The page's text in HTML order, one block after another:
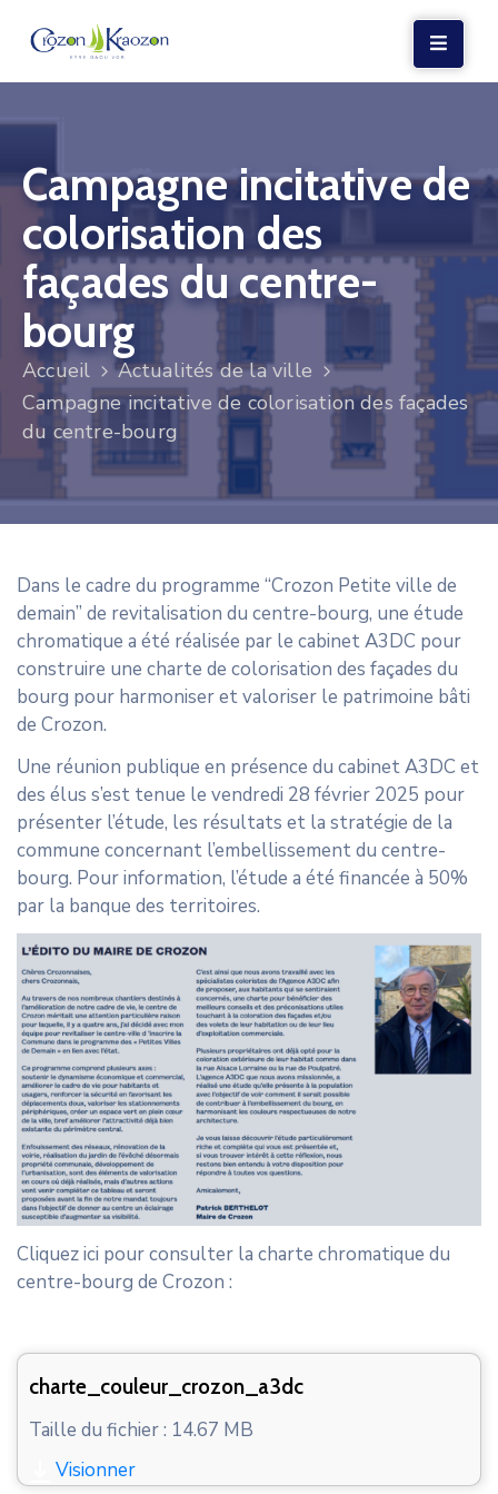
MAIRIE
VIE
LOCALE
VIE
SOCIALE
TERRE
ET
MER
VOS
DÉMARCHES
Campagne incitative de
colorisation des
façades du centre-
bourg
Accueil
Actualités de la ville
Campagne incitative de colorisation des façades
du centre-bourg
Dans le cadre du programme “Crozon Petite ville de
demain” de revitalisation du centre-bourg, une étude
chromatique a été réalisée par le cabinet A3DC pour
construire une charte de colorisation des façades du
bourg pour harmoniser et valoriser le patrimoine bâti
de Crozon.
Une réunion publique en présence du cabinet A3DC et
des élus s’est tenue le vendredi 28 février 2025 pour
présenter l’étude, les résultats et la stratégie de la
commune concernant l’embellissement du centre-
bourg. Pour information, l’étude a été financée à 50%
par la banque des territoires.
Cliquez ici pour consulter la charte chromatique du
centre-bourg de Crozon :
charte_couleur_crozon_a3dc
Taille du fichier : 14.67 MB
Visionner